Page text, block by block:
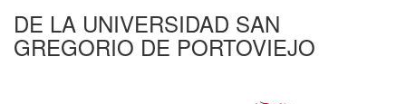
DE LA UNIVERSIDAD SAN
GREGORIO DE PORTOVIEJO